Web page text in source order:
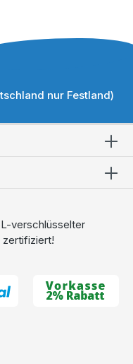
nur Festland)
verschlüsselter
zertifiziert!